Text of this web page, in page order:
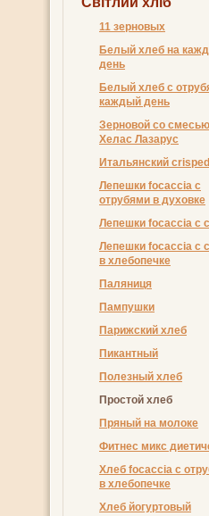
11 зерновых
Белый хлеб на
день
Белый хлеб с
каждый день
Зерновой со смесью
Хелас Лазарус
Итальянский
Лепешки focaccia с
отрубями в духовке
Лепешки focaccia с
Лепешки focaccia с
в хлебопечке
Пaляниця
Пампушки
Парижский хлеб
Пикантный
Полезный хлеб
Простой хлеб
Пряный на молоке
Фитнес микс
Хлеб focaccia с
в хлебопечке
Хлеб йогуртовый